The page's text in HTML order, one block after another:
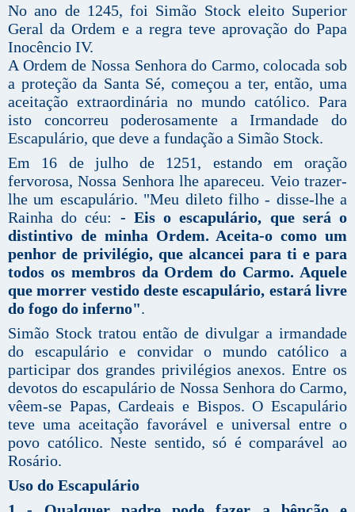
No ano de 1245, foi Simão Stock eleito Superior
Geral da Ordem e a regra teve aprovação do Papa
Inocêncio IV.
A Ordem de Nossa Senhora do Carmo, colocada sob
a proteção da Santa Sé, começou a ter, então, uma
aceitação extraordinária no mundo católico. Para
isto concorreu poderosamente a Irmandade do
Escapulário, que deve a fundação a Simão Stock.
Em 16 de julho de 1251, estando em oração
fervorosa, Nossa Senhora lhe apareceu. Veio trazer-
lhe um escapulário. "Meu dileto filho - disse-lhe a
Rainha do céu: - Eis o escapulário, que será o
distintivo de minha Ordem. Aceita-o como um
penhor de privilégio, que alcancei para ti e para
todos os membros da Ordem do Carmo. Aquele
que morrer vestido deste escapulário, estará livre
do fogo do inferno".
Simão Stock tratou então de divulgar a irmandade
do escapulário e convidar o mundo católico a
participar dos grandes privilégios anexos. Entre os
devotos do escapulário de Nossa Senhora do Carmo,
vêem-se Papas, Cardeais e Bispos. O Escapulário
teve uma aceitação favorável e universal entre o
povo católico. Neste sentido, só é comparável ao
Rosário.
Uso do Escapulário